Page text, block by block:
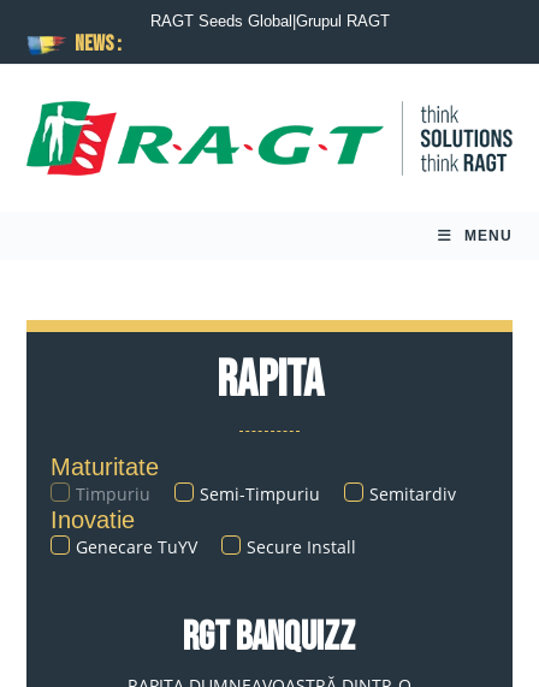
News :
RAGT Seeds Global Grupul RAGT
MENU
Rapita
Maturitate
Timpuriu Semi-Timpuriu Semitardiv
Inovatie
Genecare TuYV Secure Install
RGT BANQUIZZ